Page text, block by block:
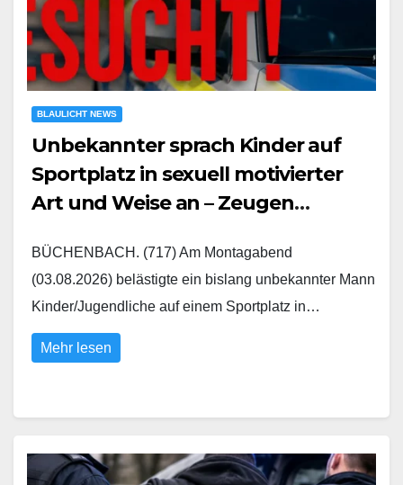
BLAULICHT NEWS
Unbekannter sprach Kinder auf
Sportplatz in sexuell motivierter
Art und Weise an – Zeugen
BÜCHENBACH. (717) Am Montagabend
(03.08.2026) belästigte ein bislang unbekannter Mann
Kinder/Jugendliche auf einem Sportplatz in…
Mehr lesen